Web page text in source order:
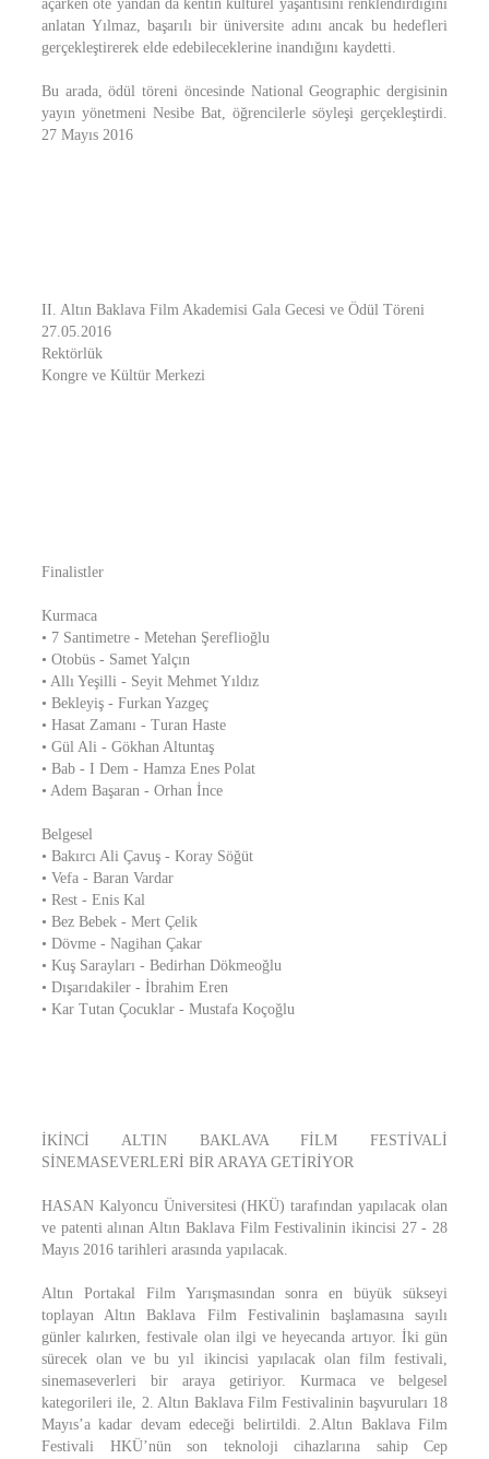
açarken öte yandan da kentin kültürel yaşantısını renklendirdiğini
anlatan Yılmaz, başarılı bir üniversite adını ancak bu hedefleri
gerçekleştirerek elde edebileceklerine inandığını kaydetti.
Bu arada, ödül töreni öncesinde National Geographic dergisinin
yayın yönetmeni Nesibe Bat, öğrencilerle söyleşi gerçekleştirdi.
27 Mayıs 2016
II. Altın Baklava Film Akademisi Gala Gecesi ve Ödül Töreni
27.05.2016
Rektörlük
Kongre ve Kültür Merkezi
Finalistler
Kurmaca
• 7 Santimetre - Metehan Şereflioğlu
• Otobüs - Samet Yalçın
• Allı Yeşilli - Seyit Mehmet Yıldız
• Bekleyiş - Furkan Yazgeç
• Hasat Zamanı - Turan Haste
• Gül Ali - Gökhan Altuntaş
• Bab - I Dem - Hamza Enes Polat
• Adem Başaran - Orhan İnce
Belgesel
• Bakırcı Ali Çavuş - Koray Söğüt
• Vefa - Baran Vardar
• Rest - Enis Kal
• Bez Bebek - Mert Çelik
• Dövme - Nagihan Çakar
• Kuş Sarayları - Bedirhan Dökmeoğlu
• Dışarıdakiler - İbrahim Eren
• Kar Tutan Çocuklar - Mustafa Koçoğlu
İKİNCİ ALTIN BAKLAVA FİLM FESTİVALİ
SİNEMASEVERLERİ BİR ARAYA GETİRİYOR
HASAN Kalyoncu Üniversitesi (HKÜ) tarafından yapılacak olan
ve patenti alınan Altın Baklava Film Festivalinin ikincisi 27 - 28
Mayıs 2016 tarihleri arasında yapılacak.
Altın Portakal Film Yarışmasından sonra en büyük sükseyi
toplayan Altın Baklava Film Festivalinin başlamasına sayılı
günler kalırken, festivale olan ilgi ve heyecanda artıyor. İki gün
sürecek olan ve bu yıl ikincisi yapılacak olan film festivali,
sinemaseverleri bir araya getiriyor. Kurmaca ve belgesel
kategorileri ile, 2. Altın Baklava Film Festivalinin başvuruları 18
Mayıs’a kadar devam edeceği belirtildi. 2.Altın Baklava Film
Festivali HKÜ’nün son teknoloji cihazlarına sahip Cep